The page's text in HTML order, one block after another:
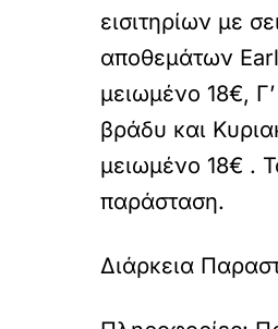
εισιτηρίων με
αποθεμάτων
μειωμένο 18€,
βράδυ και
μειωμένο 18€ .
παράσταση.
Διάρκεια